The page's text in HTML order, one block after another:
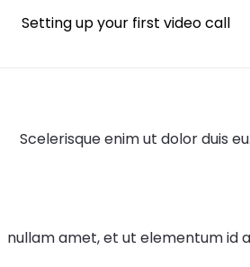
Setting up your first video call
Scelerisque enim ut dolor duis
nullam amet, et ut elementum id